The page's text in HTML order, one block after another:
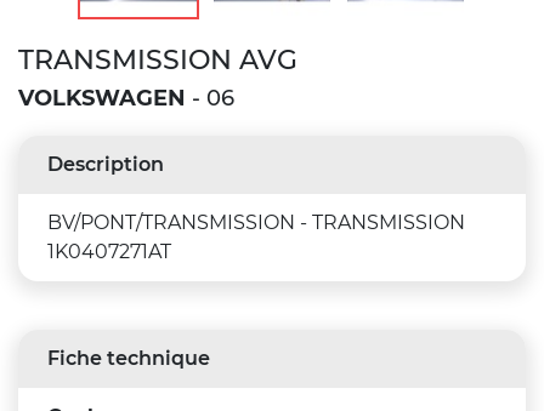
TRANSMISSION AVG
VOLKSWAGEN - 06
Description
BV/PONT/TRANSMISSION - TRANSMISSION
1K0407271AT
Fiche technique